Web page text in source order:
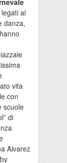
al
danza,
vita
con
scuole
di
Alvarez